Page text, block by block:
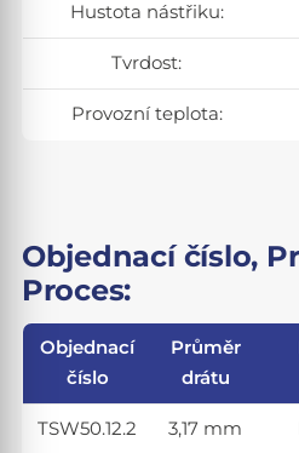
Hustota nástřiku:
Tvrdost:
Provozní teplota:
Objednací číslo,
Proces:
Objednací
číslo
Průměr
drátu
TSW50.12.2 3,17 mm